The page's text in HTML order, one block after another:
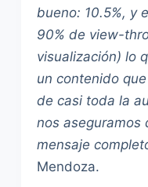
bueno: 10.5%, y
90% de view-
visualización) lo
un contenido
de casi toda la
nos aseguramos
mensaje
Mendoza.